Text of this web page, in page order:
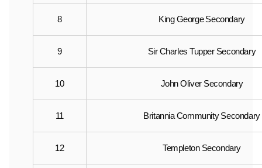
8 King George Secondary
9 Sir Charles Tupper Secondary
10 John Oliver Secondary
11 Britannia Community Secondary
12 Templeton Secondary